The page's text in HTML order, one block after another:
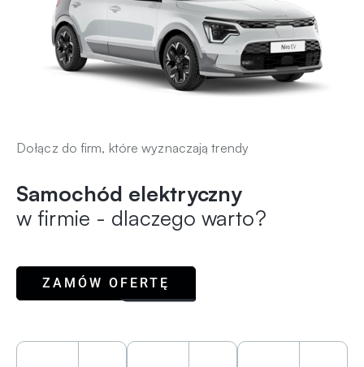
Dołącz do firm, które wyznaczają trendy
Samochód elektryczny
w firmie - dlaczego warto?
ZAMÓW OFERTĘ